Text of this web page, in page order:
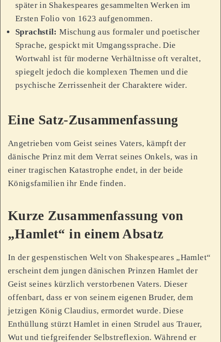
später in Shakespeares gesammelten Werken im
Ersten Folio von 1623 aufgenommen.
Sprachstil: Mischung aus formaler und poetischer
Sprache, gespickt mit Umgangssprache. Die
Wortwahl ist für moderne Verhältnisse oft veraltet,
spiegelt jedoch die komplexen Themen und die
psychische Zerrissenheit der Charaktere wider.
Eine Satz-Zusammenfassung
Angetrieben vom Geist seines Vaters, kämpft der
dänische Prinz mit dem Verrat seines Onkels, was in
einer tragischen Katastrophe endet, in der beide
Königsfamilien ihr Ende finden.
Kurze Zusammenfassung von
„Hamlet“ in einem Absatz
In der gespenstischen Welt von Shakespeares „Hamlet“
erscheint dem jungen dänischen Prinzen Hamlet der
Geist seines kürzlich verstorbenen Vaters. Dieser
offenbart, dass er von seinem eigenen Bruder, dem
jetzigen König Claudius, ermordet wurde. Diese
Enthüllung stürzt Hamlet in einen Strudel aus Trauer,
Wut und tiefgreifender Selbstreflexion. Während er